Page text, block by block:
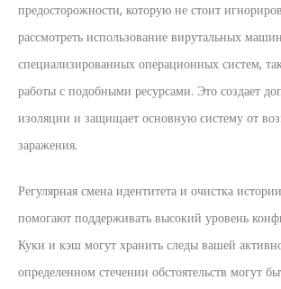
предосторожности, которую не стоит
рассмотреть использование вирутальных
специализированных операционных систем,
работы с подобными ресурсами. Это создает
изоляции и защищает основную систему от
заражения.
Регулярная смена идентитета и очистка
помогают поддерживать высокий уровень
Куки и кэш могут хранить следы вашей
определенном стечении обстоятельств могут